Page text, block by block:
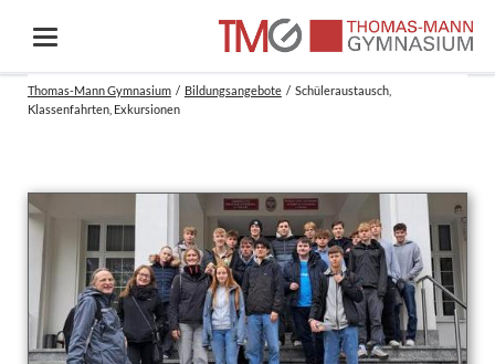
Thomas-Mann Gymnasium Bildungsangebote
Schüleraustausch,
Klassenfahrten, Exkursionen